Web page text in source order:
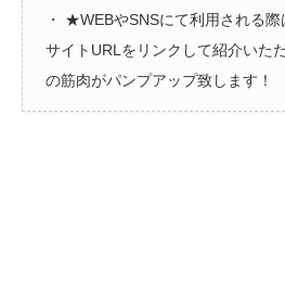
・ ★WEBやSNSにて利用される
サイトURLをリンクして紹介いた
の筋肉がパンプアップ致します！